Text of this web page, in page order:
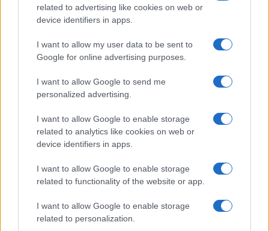
related to advertising like cookies on web or
device identifiers in apps.
I want to allow my user data to be sent to
Google for online advertising purposes.
I want to allow Google to send me
personalized advertising.
I want to allow Google to enable storage
related to analytics like cookies on web or
device identifiers in apps.
I want to allow Google to enable storage
related to functionality of the website or app.
I want to allow Google to enable storage
related to personalization.